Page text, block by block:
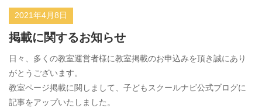
2021年4月8日
掲載に関するお知らせ
日々、多くの教室運営者様に教室掲載のお申込みを頂き誠にあり
がとうございます。
教室ページ掲載に関しまして、子どもスクールナビ公式ブログに
記事をアップいたしました。